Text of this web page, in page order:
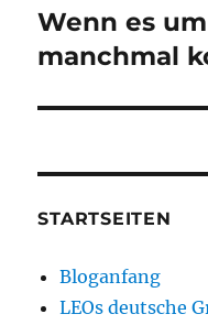
Nächster
Beitrag:
Wenn es
manchmal
STARTSEITEN
Bloganfang
LEOs deutsche